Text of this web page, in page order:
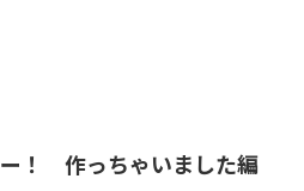
！ 作っちゃいました編